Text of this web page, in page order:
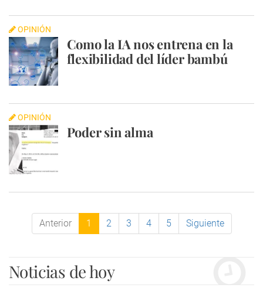
OPINIÓN
Como la IA nos entrena en la
flexibilidad del líder bambú
OPINIÓN
Poder sin alma
Anterior 1 2 3 4 5 Siguiente
Noticias de hoy